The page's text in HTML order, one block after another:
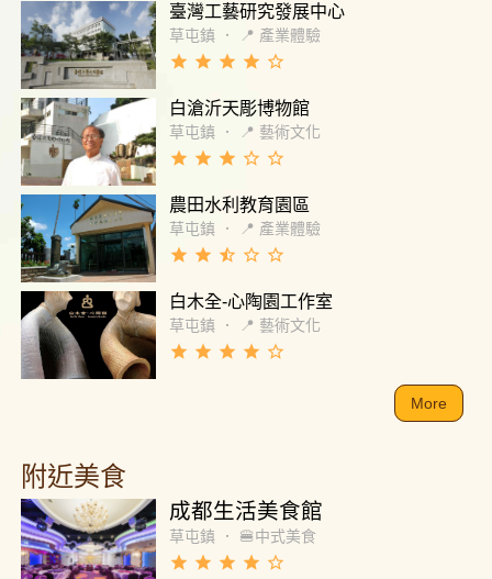
臺灣工藝研究發展中心
草屯鎮 ． 📍 產業體驗
grade grade grade grade star_border
白滄沂天彫博物館
草屯鎮 ． 📍 藝術文化
grade grade grade star_border star_border
農田水利教育園區
草屯鎮 ． 📍 產業體驗
grade grade star_half star_border star_border
白木全-心陶園工作室
草屯鎮 ． 📍 藝術文化
grade grade grade grade star_border
More
附近美食
成都生活美食館
草屯鎮 ． 🍔中式美食
grade grade grade grade star_border